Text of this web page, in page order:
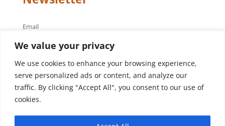
We value your privacy
We use cookies to enhance your browsing experience,
serve personalized ads or content, and analyze our
traffic. By clicking "Accept All", you consent to our use of
cookies.
Email